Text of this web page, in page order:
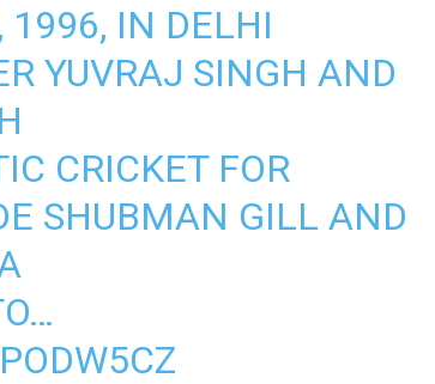
1996, IN DELHI
YUVRAJ SINGH AND
CRICKET FOR
SHUBMAN GILL AND